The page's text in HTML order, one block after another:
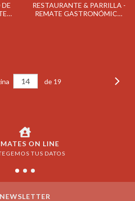
RESTAURANTE & PARRILLA -
REMATE GASTRONÓMICO
de 19
ON LINE
TUS DATOS
NEWSLETTER